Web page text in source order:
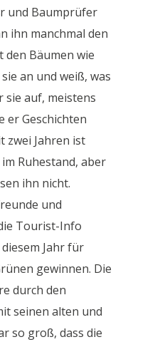
und Baumprüfer
ihn manchmal den
den Bäumen wie
an und weiß, was
sie auf, meistens
er Geschichten
zwei Jahren ist
Ruhestand, aber
ihn nicht.
und
Tourist-Info
Jahr für
gewinnen. Die
durch den
seinen alten und
so groß, dass die